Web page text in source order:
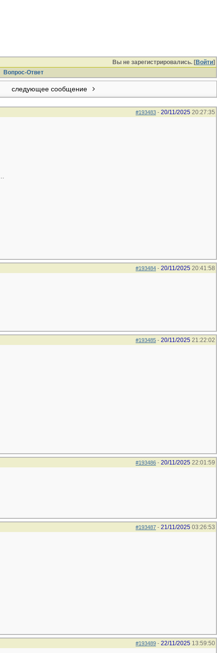
Вы не зарегистрировались. [Войти]
Вопрос-Ответ
следующее сообщение
#193483 - 20/11/2025 20:27:35
#193484 - 20/11/2025 20:41:58
#193485 - 20/11/2025 21:22:02
#193486 - 20/11/2025 22:01:59
#193487 - 21/11/2025 03:26:53
#193489 - 22/11/2025 13:59:50